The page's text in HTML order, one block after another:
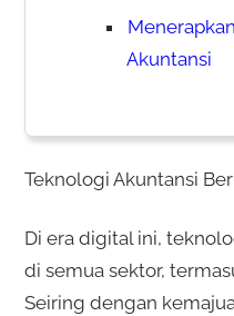
Akuntansi
Teknologi Akuntansi
Di era digital ini,
di semua sektor,
Seiring dengan